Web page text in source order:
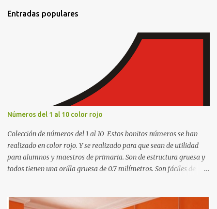
t
Entradas populares
Números del 1 al 10 color rojo
Colección de números del 1 al 10 Estos bonitos números se han
realizado en color rojo. Y se realizado para que sean de utilidad
para alumnos y maestros de primaria. Son de estructura gruesa y
todos tienen una orilla gruesa de 0.7 milímetros. Son fáciles de
matemáticos, para decorar los cumpleaños de los niños, entre